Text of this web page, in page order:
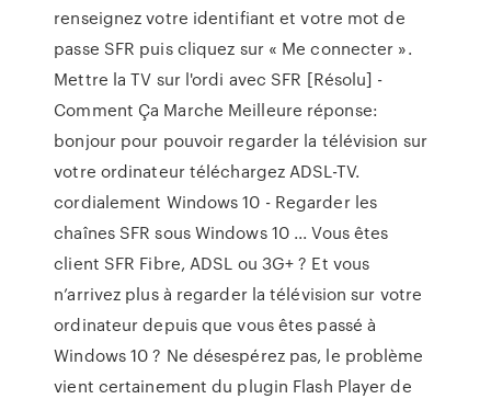
renseignez votre identifiant et votre mot de
passe SFR puis cliquez sur « Me connecter ».
Mettre la TV sur l'ordi avec SFR [Résolu] -
Comment Ça Marche Meilleure réponse:
bonjour pour pouvoir regarder la télévision sur
votre ordinateur téléchargez ADSL-TV.
cordialement Windows 10 - Regarder les
chaînes SFR sous Windows 10 ... Vous êtes
client SFR Fibre, ADSL ou 3G+ ? Et vous
n’arrivez plus à regarder la télévision sur votre
ordinateur depuis que vous êtes passé à
Windows 10 ? Ne désespérez pas, le problème
vient certainement du plugin Flash Player de